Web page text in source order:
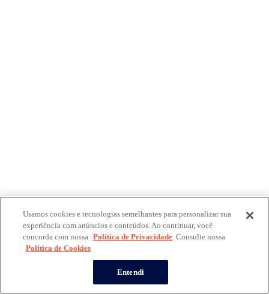
Usamos cookies e tecnologias semelhantes para personalizar sua
experiência com anúncios e conteúdos. Ao continuar, você
concorda com nossa Política de Privacidade. Consulte nossa
Política de Cookies
Entendi